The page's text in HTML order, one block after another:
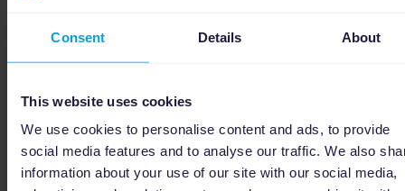
Consent Details About
This website uses cookies
We use cookies to personalise content and ads, to provide
social media features and to analyse our traffic. We also
information about your use of our site with our social media,
3. Minder fouten bij
Je vermijdt marktplaatsadvertenties en